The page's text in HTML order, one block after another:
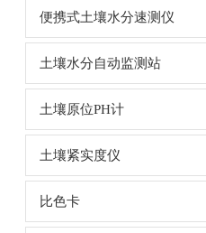
便携式土壤水分速测仪
土壤水分自动监测站
土壤原位PH计
土壤紧实度仪
比色卡